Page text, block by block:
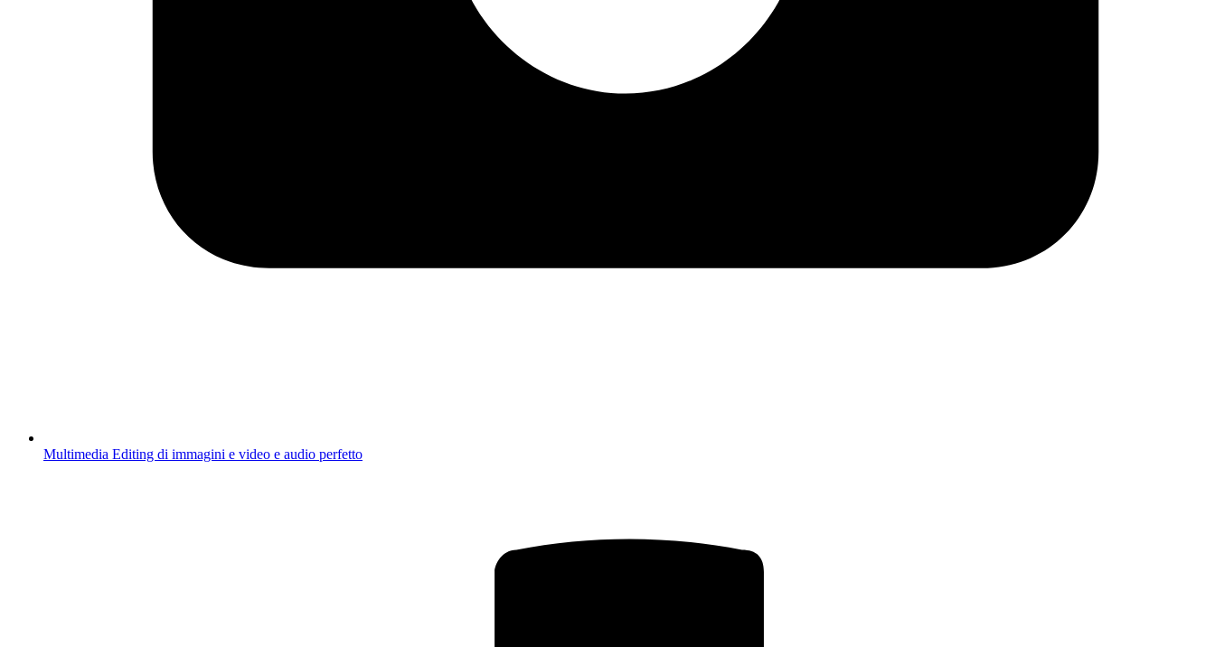
Multimedia Editing di immagini e video e audio perfetto